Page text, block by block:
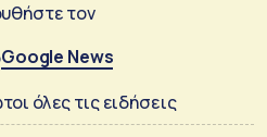
τον
Google News
όλες τις ειδήσεις